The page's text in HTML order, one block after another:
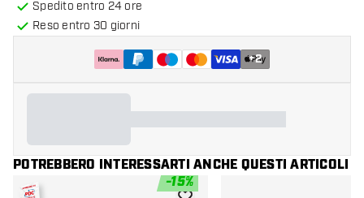
Spedito entro 24 ore
Reso entro 30 giorni
+2
POTREBBERO INTERESSARTI ANCHE QUESTI ARTICOLI
-15%